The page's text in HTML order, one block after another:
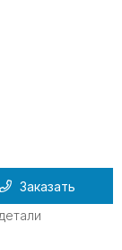
Заказать